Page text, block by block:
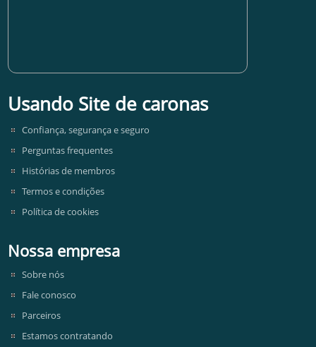
Usando Site de caronas
Confiança, segurança e seguro
Perguntas frequentes
Histórias de membros
Termos e condições
Política de cookies
Nossa empresa
Sobre nós
Fale conosco
Parceiros
Estamos contratando